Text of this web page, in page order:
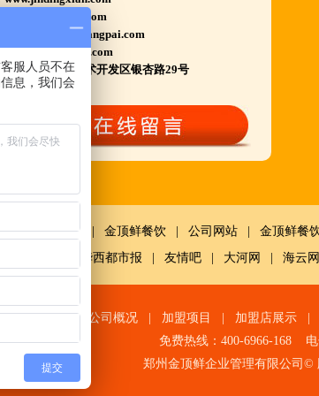
河南南阳多家 焦作周口多家店.....
郑州港区 许昌洛阳开封多家店.....
河北石家庄 唐山迁安多家店.....
安徽亳州清真店 湖北襄阳店.....
山西晋城 阳泉等店.....
欢迎您到就近店品尝考察.
线上团购及微信营销模式:公司采用派人
店扶持的经营模式,宁夏风味,一锅四吃,
,香,嫩;香辣虾口感纯正,营养丰富,回头客
,夏天生意更火爆;无需聘厨师;是中小餐饮
的合作伙伴,适合餐饮店快速创业.有意向
,公司派人为您选址、设计门店;办理营业
郑州高新产业技术开发区银杏路29号
鼎鲜餐饮 金顶鲜餐饮 公司网站 金顶鲜餐
网千龙网 华西都市报 友情吧 大河网 海云
网站首页| 公司概况| 加盟项目 加盟店展示|
免费热线：400-6966-168
郑州金顶鲜企业管理有限公司
服人员不在
息，我们会
提交